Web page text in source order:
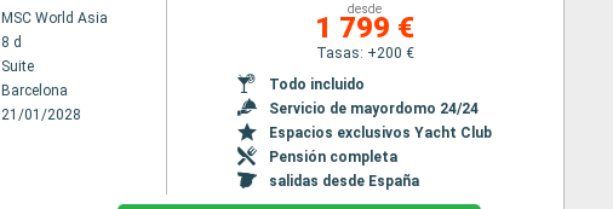
MSC World Asia
8 d
Suite
Barcelona
21/01/2028
desde
1 799 €
Tasas: +200 €
Todo incluido
Servicio de mayordomo 24/24
Espacios exclusivos Yacht Club
Pensión completa
salidas desde España